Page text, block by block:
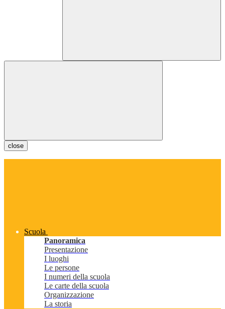
close
Scuola
Panoramica
Presentazione
I luoghi
Le persone
I numeri della scuola
Le carte della scuola
Organizzazione
La storia